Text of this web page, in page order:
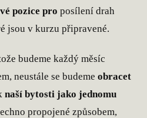
pozice proposílení drah
jsou v kurzu připravené.
budeme každý měsíc
neustále se budemeobracet
naší bytosti jako jednomu
propojené způsobem,